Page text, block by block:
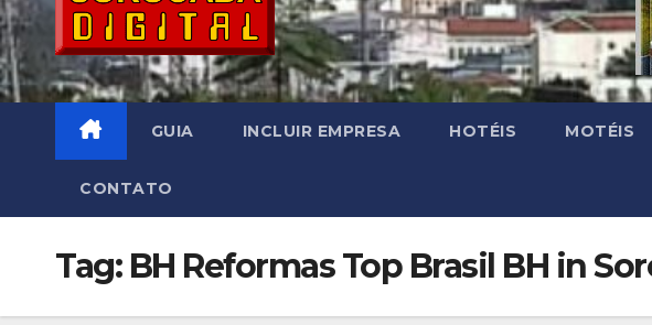
GUIA INCLUIR EMPRESA HOTÉIS MOTÉIS
CONTATO
Tag: BH Reformas Top Brasil BH in